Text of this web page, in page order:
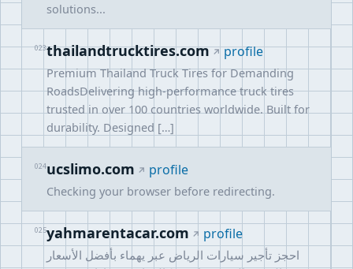
solutions...
023thailandtrucktires.com profile
Premium Thailand Truck Tires for Demanding
RoadsDelivering high-performance truck tires
trusted in over 100 countries worldwide. Built for
durability. Designed […]
024ucslimo.com profile
Checking your browser before redirecting.
025yahmarentacar.com profile
احجز تأجير سيارات الرياض عبر يهماء بأفضل الأسعار